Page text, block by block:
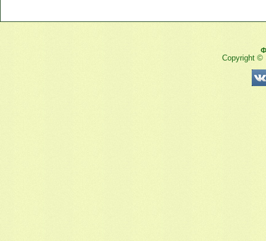
Copyright ©